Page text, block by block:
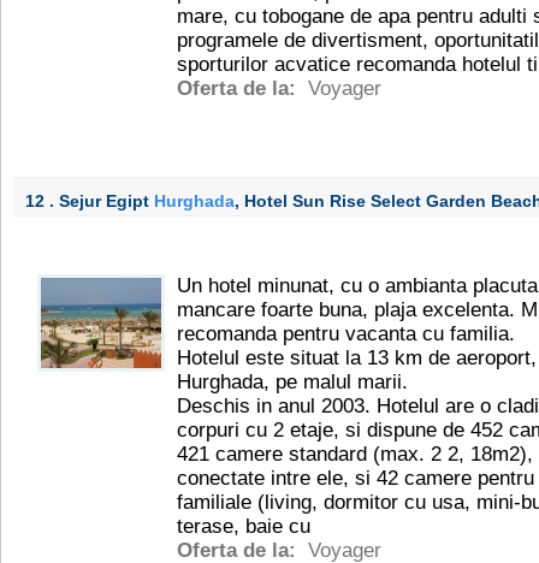
mare, cu tobogane de apa pentru
programele de divertisment,
sporturilor acvatice recomanda hotelul
Oferta de la:
Voyager
12 . Sejur Egipt Hurghada, Hotel Sun Rise Select Garden
Un hotel minunat, cu o ambianta
mancare foarte buna, plaja excelenta.
recomanda pentru vacanta cu familia.
Hotelul este situat la 13 km de
Hurghada, pe malul marii.
Deschis in anul 2003. Hotelul are o
corpuri cu 2 etaje, si dispune de 452
421 camere standard (max. 2 2,
conectate intre ele, si 42 camere
familiale (living, dormitor cu usa, mini-
terase, baie cu
Oferta de la:
Voyager